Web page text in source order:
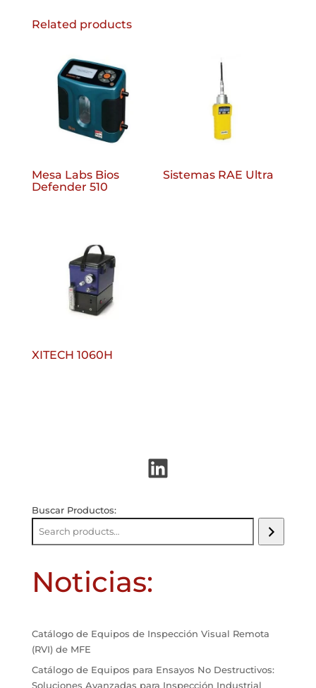
Related products
Mesa Labs Bios
Defender 510
Sistemas RAE Ultra
XITECH 1060H
LinkedIn
Buscar Productos:
Noticias:
Catálogo de Equipos de Inspección Visual Remota
(RVI) de MFE
Catálogo de Equipos para Ensayos No Destructivos:
Soluciones Avanzadas para Inspección Industrial